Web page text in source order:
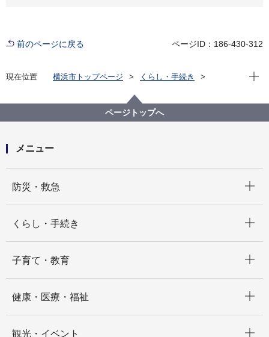
前のページに戻る ページID：186-430-312
現在位置 横浜市トップページ
くらし・手続き
地区計画・建築協定等
各区の地区計画
緑区
C-013:緑谷津田原住宅団地地区
現在
ページトップへ
メニュー
防災・救急
くらし・手続き
子育て・教育
健康・医療・福祉
観光・イベント